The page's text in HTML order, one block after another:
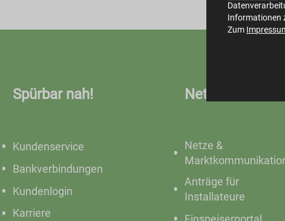
Informationen
Zum
Spürbar nah!
Kundenservice
Bankverbindungen
Kundenlogin
Karriere
Netze
Netze &
Anträge für
Installateure